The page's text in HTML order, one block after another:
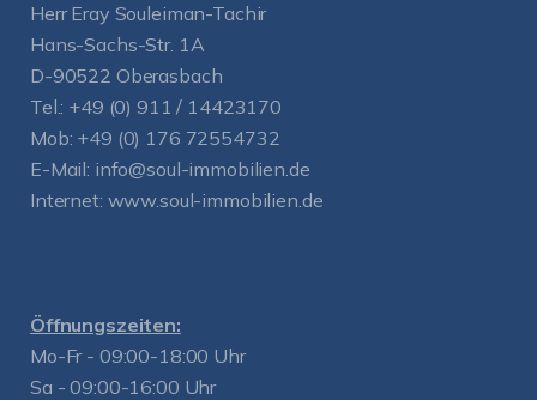
Herr Eray Souleiman-Tachir
Hans-Sachs-Str. 1A
D-90522 Oberasbach
Tel.: +49 (0) 911 / 14423170
Mob: +49 (0) 176 72554732
E-Mail: info@soul-immobilien.de
Internet: www.soul-immobilien.de
Öffnungszeiten:
Mo-Fr - 09:00-18:00 Uhr
Sa - 09:00-16:00 Uhr